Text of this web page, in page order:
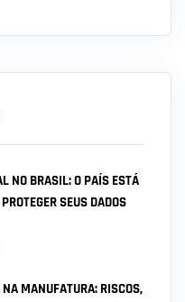
NO BRASIL: O PAÍS ESTÁ
SEUS DADOS
MANUFATURA: RISCOS,